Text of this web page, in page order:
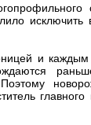
и
главного